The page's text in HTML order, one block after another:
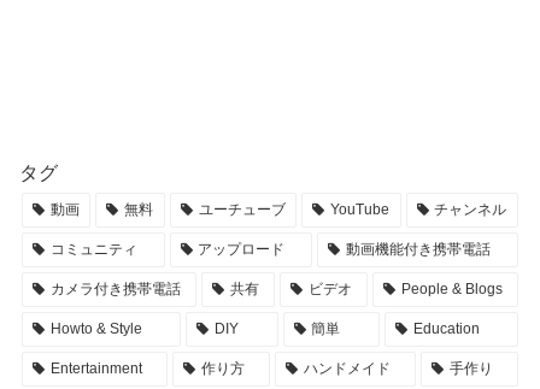
タグ
動画 無料 ユーチューブ YouTube チャンネル
コミュニティ アップロード 動画機能付き携帯電話
カメラ付き携帯電話 共有 ビデオ People & Blogs
Howto & Style DIY 簡単 Education
Entertainment 作り方 ハンドメイド 手作り